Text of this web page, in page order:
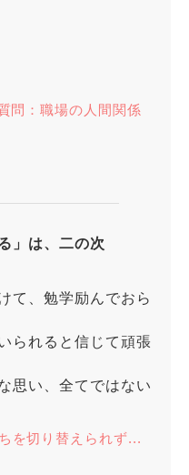
問：職場の人間関係
」は、二の次
て、勉学励んでおら
られると信じて頑張
思い、全てではない
を切り替えられず...